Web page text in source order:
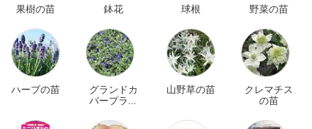
果樹の苗 鉢花 球根 野菜の苗
ハーブの苗
グランドカ
バープラン
山野草の苗
クレマチス
の苗